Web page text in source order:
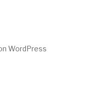
WordPress